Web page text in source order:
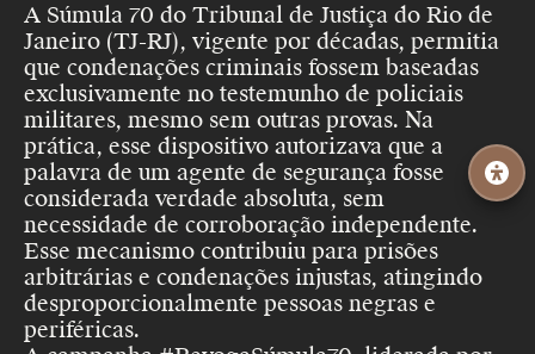
A Súmula 70 do Tribunal de Justiça do Rio de
Janeiro (TJ-RJ), vigente por décadas, permitia
que condenações criminais fossem baseadas
exclusivamente no testemunho de policiais
militares, mesmo sem outras provas. Na
prática, esse dispositivo autorizava que a
palavra de um agente de segurança fosse
considerada verdade absoluta, sem
necessidade de corroboração independente.
Esse mecanismo contribuiu para prisões
arbitrárias e condenações injustas, atingindo
desproporcionalmente pessoas negras e
periféricas.